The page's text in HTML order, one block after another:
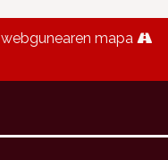
webgunearen mapa